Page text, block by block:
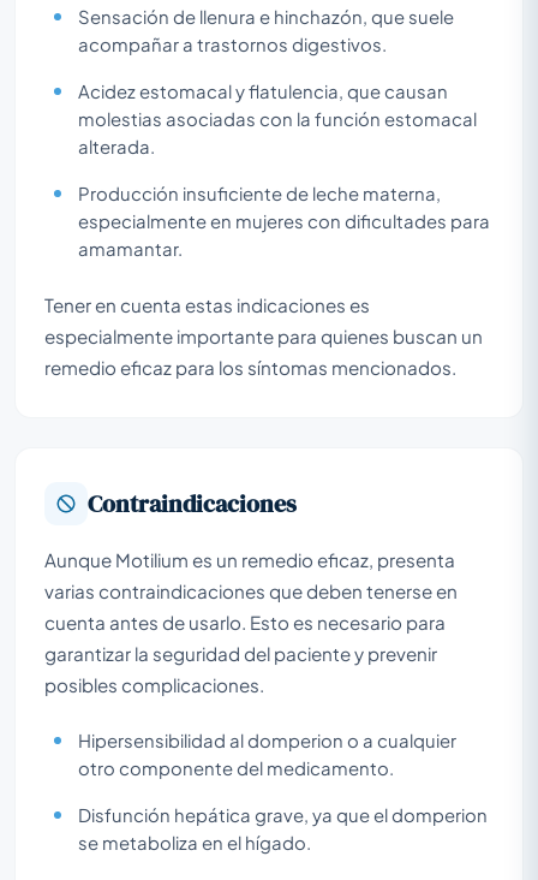
Sensación de llenura e hinchazón, que suele
acompañar a trastornos digestivos.
Acidez estomacal y flatulencia, que causan
molestias asociadas con la función estomacal
alterada.
Producción insuficiente de leche materna,
especialmente en mujeres con dificultades para
amamantar.
Tener en cuenta estas indicaciones es
especialmente importante para quienes buscan un
remedio eficaz para los síntomas mencionados.
Contraindicaciones
Aunque Motilium es un remedio eficaz, presenta
varias contraindicaciones que deben tenerse en
cuenta antes de usarlo. Esto es necesario para
garantizar la seguridad del paciente y prevenir
posibles complicaciones.
Hipersensibilidad al domperion o a cualquier
otro componente del medicamento.
Disfunción hepática grave, ya que el domperion
se metaboliza en el hígado.